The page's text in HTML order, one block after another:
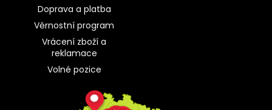
Doprava a platba
Věrnostní program
Vrácení zboží a
reklamace
Volné pozice